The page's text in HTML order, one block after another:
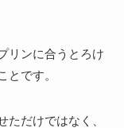
リンに合うとろけ
とです。
だけではなく、